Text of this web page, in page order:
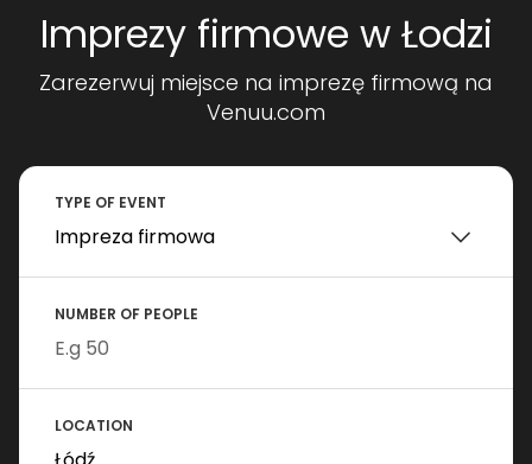
Imprezy firmowe w Łodzi
Zarezerwuj miejsce na imprezę firmową na
Venuu.com
TYPE OF EVENT
NUMBER OF PEOPLE
LOCATION